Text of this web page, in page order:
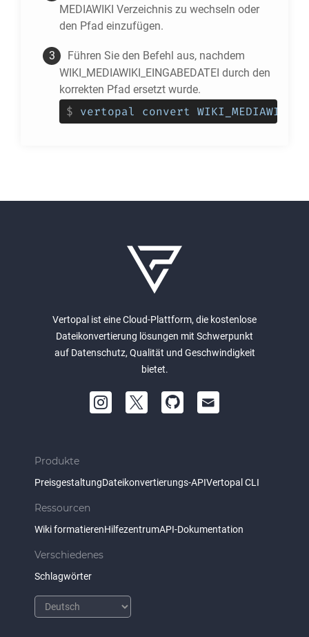
MEDIAWIKI Verzeichnis zu wechseln oder
den Pfad einzufügen.
Führen Sie den Befehl aus, nachdem
WIKI_MEDIAWIKI_EINGABEDATEI durch den
korrekten Pfad ersetzt wurde.
$ vertopal convert
Vertopal ist eine Cloud-Plattform, die kostenlose
Dateikonvertierung lösungen mit Schwerpunkt
auf Datenschutz, Qualität und Geschwindigkeit
bietet.
Produkte
PreisgestaltungDateikonvertierungs-APIVertopal CLI
Ressourcen
Wiki formatierenHilfezentrumAPI-Dokumentation
Verschiedenes
Schlagwörter